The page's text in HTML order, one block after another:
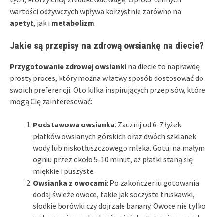
wartości odżywczych wpływa korzystnie zarówno na
apetyt, jak i metabolizm.
Jakie są przepisy na zdrową owsiankę na diecie?
Przygotowanie zdrowej owsianki na diecie to naprawdę
prosty proces, który można w łatwy sposób dostosować do
swoich preferencji. Oto kilka inspirujących przepisów, które
mogą Cię zainteresować:
Podstawowa owsianka: Zacznij od 6-7 łyżek
płatków owsianych górskich oraz dwóch szklanek
wody lub niskotłuszczowego mleka. Gotuj na małym
ogniu przez około 5-10 minut, aż płatki staną się
miękkie i puszyste.
Owsianka z owocami: Po zakończeniu gotowania
dodaj świeże owoce, takie jak soczyste truskawki,
słodkie borówki czy dojrzałe banany. Owoce nie tylko